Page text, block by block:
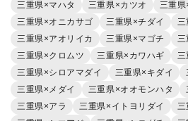
三重県×マハタ
三重県×カツオ 三重県
三重県×オニカサゴ
三重県×チダイ
三
三重県×アオリイカ
三重県×マゴチ
三
三重県×クロムツ
三重県×カワハギ
三
三重県×シロアマダイ
三重県×キダイ
三重県×メダイ
三重県×オオモンハタ
三重県×アラ
三重県×イトヨリダイ
三